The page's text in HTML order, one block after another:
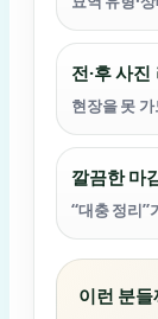
전·후 사
현장을 못
깔끔한 마
“대충 정리”
이런 분